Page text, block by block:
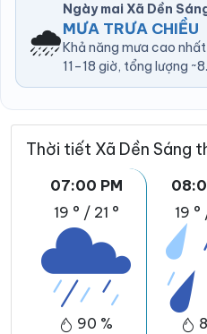
🌧️
Ngày mai Xã Dền
MƯA TRƯA CHIỀU
Khả năng mưa cao
11–18 giờ, tổng lượng
Thời tiết Xã Dền Sáng
07:00 PM
19 ° / 21 °
90 %
19 °